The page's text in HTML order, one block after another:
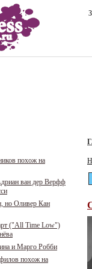
похож на
ван дер Верфф
но Оливер Кан
("All Time Low")
и Марго Робби
похож на